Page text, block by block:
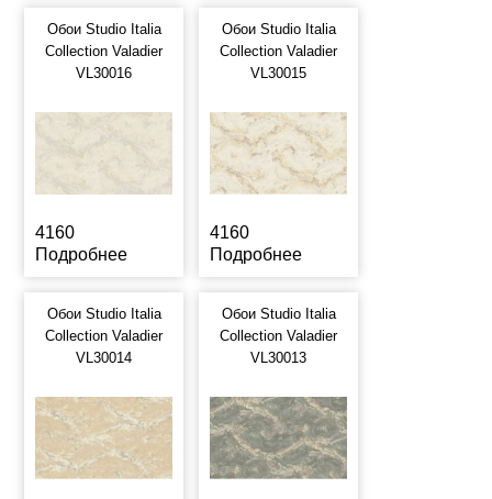
Обои Studio Italia
Collection Valadier
VL30016
4160
Подробнее
Обои Studio Italia
Collection Valadier
VL30015
4160
Подробнее
Обои Studio Italia
Collection Valadier
VL30014
Обои Studio Italia
Collection Valadier
VL30013